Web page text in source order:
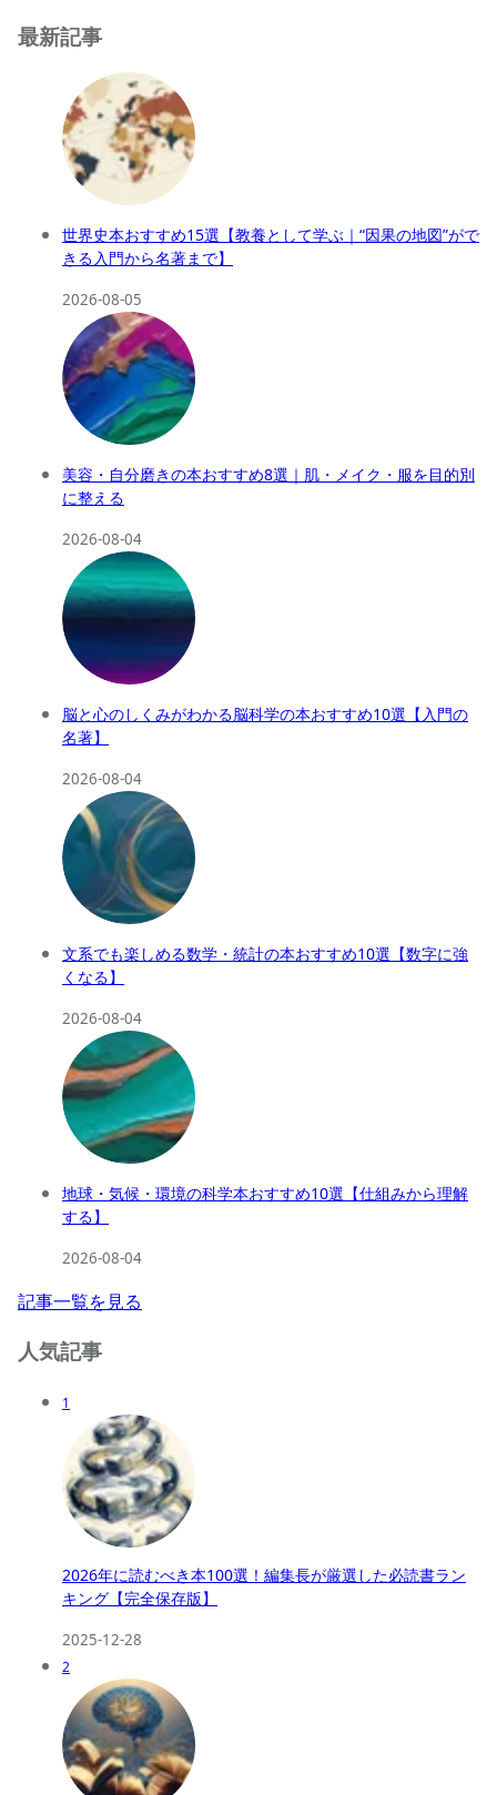
最新記事
世界史本おすすめ15選【教養として学ぶ｜“因果の地図”がで
きる入門から名著まで】
2026-08-05
美容・自分磨きの本おすすめ8選｜肌・メイク・服を目的別
に整える
2026-08-04
脳と心のしくみがわかる脳科学の本おすすめ10選【入門の
名著】
2026-08-04
文系でも楽しめる数学・統計の本おすすめ10選【数字に強
くなる】
2026-08-04
地球・気候・環境の科学本おすすめ10選【仕組みから理解
する】
2026-08-04
記事一覧を見る
人気記事
1
2026年に読むべき本100選！編集長が厳選した必読書ラン
キング【完全保存版】
2025-12-28
2